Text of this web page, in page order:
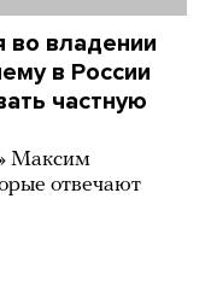
во владении
в России
частную
Максим
отвечают